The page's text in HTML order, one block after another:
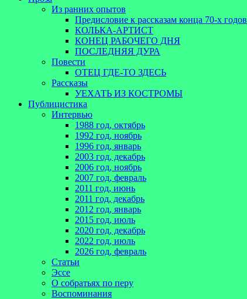
Из ранних опытов
Предисловие к рассказам конца 70-х годов
КОЛЬКА-АРТИСТ
КОНЕЦ РАБОЧЕГО ДНЯ
ПОСЛЕДНЯЯ ДУРА
Повести
ОТЕЦ ГДЕ-ТО ЗДЕСЬ
Рассказы
УЕХАТЬ ИЗ КОСТРОМЫ
Публицистика
Интервью
1988 год, октябрь
1992 год, ноябрь
1996 год, январь
2003 год, декабрь
2006 год, ноябрь
2007 год, февраль
2011 год, июнь
2011 год, декабрь
2012 год, январь
2015 год, июль
2020 год, декабрь
2022 год, июль
2026 год, февраль
Статьи
Эссе
О собратьях по перу
Воспоминания